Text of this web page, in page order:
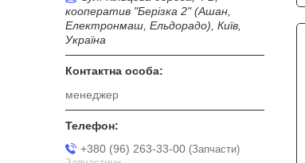
кооператив "Берізка 2" (Ашан,
Електронмаш, Ельдорадо), Київ,
Україна
менеджер
+380 (96) 263-33-00 Запчасти